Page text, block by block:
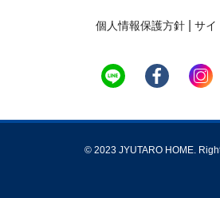
個人情報保護方針 サイ
© 2023 JYUTARO HOME.